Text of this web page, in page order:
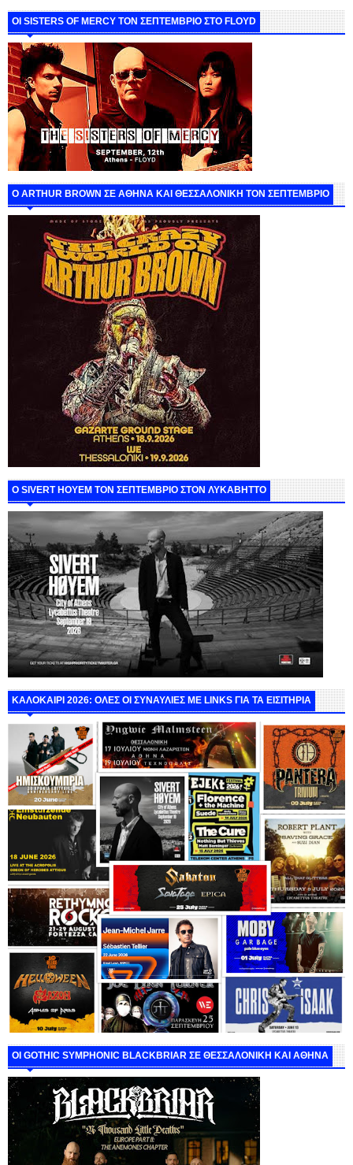
ΟΙ SISTERS OF MERCY ΤΟΝ ΣΕΠΤΕΜΒΡΙΟ ΣΤΟ FLOYD
O ARTHUR BROWN ΣΕ ΑΘΗΝΑ ΚΑΙ ΘΕΣΣΑΛΟΝΙΚΗ ΤΟΝ ΣΕΠΤΕΜΒΡΙΟ
Ο SIVERT HOYEM ΤΟΝ ΣΕΠΤΕΜΒΡΙΟ ΣΤΟΝ ΛΥΚΑΒΗΤΤΟ
ΚΑΛΟΚΑΙΡΙ 2026: ΟΛΕΣ ΟΙ ΣΥΝΑΥΛΙΕΣ ΜΕ LINKS ΓΙΑ ΤΑ ΕΙΣΙΤΗΡΙΑ
ΟΙ GOTHIC SYMPHONIC BLACKBRIAR ΣΕ ΘΕΣΣΑΛΟΝΙΚΗ ΚΑΙ ΑΘΗΝΑ